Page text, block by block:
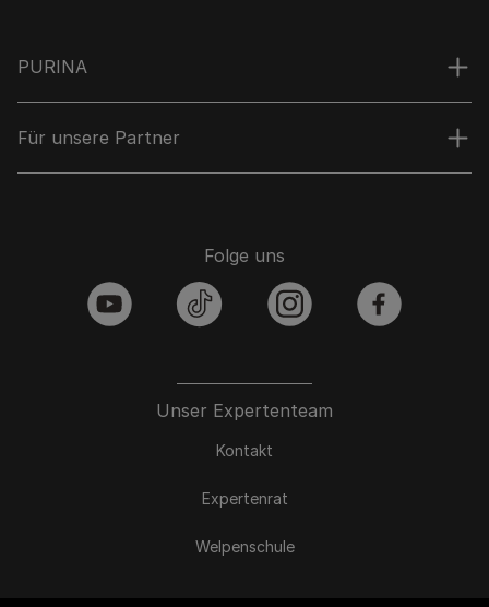
PURINA
Für unsere Partner
Unser Expertenteam
Kontakt
Expertenrat
Welpenschule
Folge uns
youtube tiktok instagram facebook